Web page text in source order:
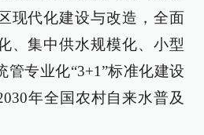
现代化建设与改造，全面
、集中供水规模化、小型
管专业化“3+1”标准化建设
年全国农村自来水普及